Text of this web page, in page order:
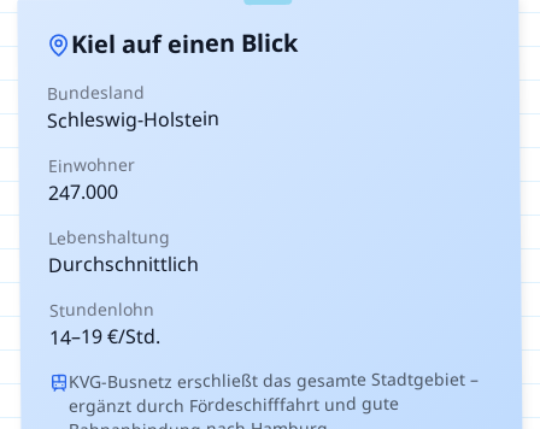
Kiel auf einen Blick
Bundesland
Schleswig-Holstein
Einwohner
247.000
Lebenshaltung
Durchschnittlich
Stundenlohn
14–19€/Std.
KVG-Busnetz erschließt das gesamte Stadtgebiet –
ergänzt durch Fördeschifffahrt und gute